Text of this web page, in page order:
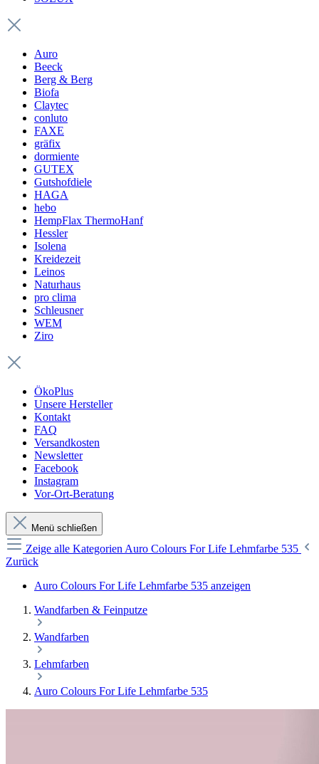
Auro
Beeck
Berg & Berg
Biofa
Claytec
conluto
FAXE
gräfix
dormiente
GUTEX
Gutshofdiele
HAGA
hebo
HempFlax ThermoHanf
Hessler
Isolena
Kreidezeit
Leinos
Naturhaus
pro clima
Schleusner
WEM
Ziro
ÖkoPlus
Unsere Hersteller
Kontakt
FAQ
Versandkosten
Newsletter
Facebook
Instagram
Vor-Ort-Beratung
Menü schließen
Zeige alle Kategorien Auro Colours For Life Lehmfarbe 535
Zurück
Auro Colours For Life Lehmfarbe 535 anzeigen
Wandfarben & Feinputze
Wandfarben
Lehmfarben
Auro Colours For Life Lehmfarbe 535